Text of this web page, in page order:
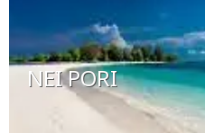
NEI PORI